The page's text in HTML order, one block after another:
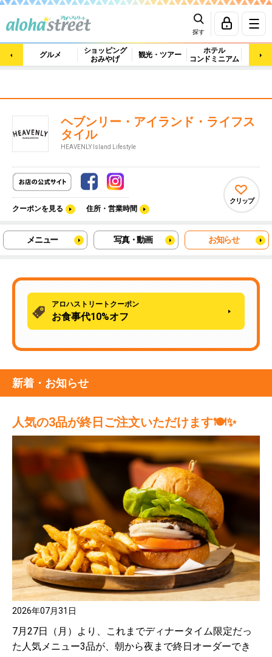
探す
グルメ
ショッピング
おみやげ
観光・ツアー
ホテル
コンドミニアム
マッ
ヘブンリー・アイランド・ライフス
タイル
HEAVENLY Island Lifestyle
クーポンを見る 住所・営業時間
クリップ
メニュー 写真・動画 お知らせ
アロハストリートクーポン
お食事代10%オフ
新着・お知らせ
人気の3品が終日ご注文いただけます🍽️✨
2026年07月31日
7月27日（月）より、これまでディナータイム限定だっ
た人気メニュー3品が、朝から夜まで終日オーダーでき